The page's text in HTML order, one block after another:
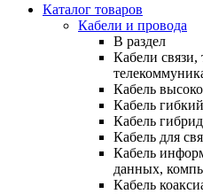
Каталог товаров
Кабели и провода
В раздел
Кабели
Кабель
Кабель гибкий
Кабель
Кабель для
Кабель
данных,
Кабель